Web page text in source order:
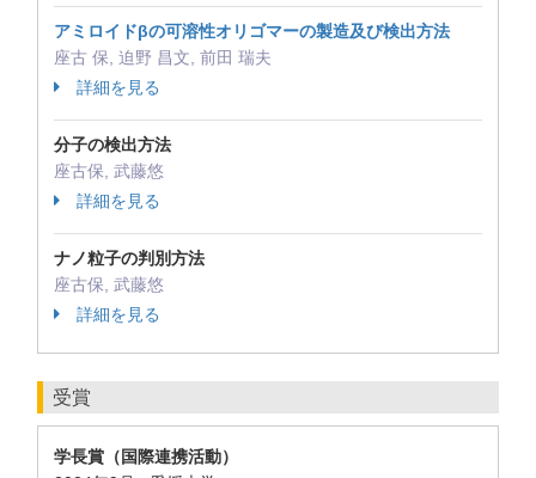
アミロイドβの可溶性オリゴマーの製造及び検出方法
座古 保, 迫野 昌文, 前田 瑞夫
詳細を見る
分子の検出方法
座古保, 武藤悠
詳細を見る
ナノ粒子の判別方法
座古保, 武藤悠
詳細を見る
受賞
学長賞（国際連携活動）